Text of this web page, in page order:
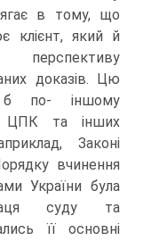
в тому, що
клієнт, який й
доказів. Цю
по- іншому
ЦПК та інших
Законі
вчинення
України була
суду та
її основні